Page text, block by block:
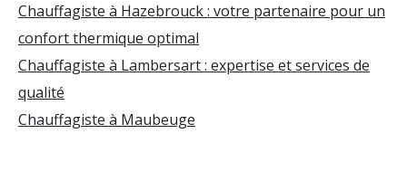
Chauffagiste à Hazebrouck : votre partenaire pour un
confort thermique optimal
Chauffagiste à Lambersart : expertise et services de
qualité
Chauffagiste à Maubeuge